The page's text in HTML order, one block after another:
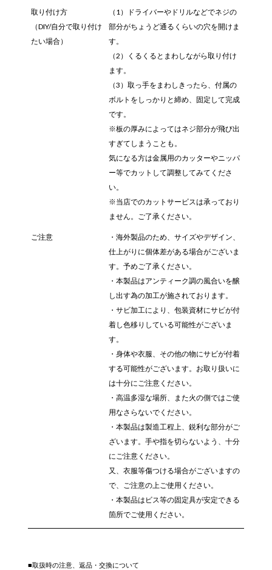
取り付け方
（DIY/自分で取り付け
たい場合）
（1）ドライバーやドリルなどでネジの
部分がちょうど通るくらいの穴を開けま
す。
（2）くるくるとまわしながら取り付け
ます。
（3）取っ手をまわしきったら、付属の
ボルトをしっかりと締め、固定して完成
です。
※板の厚みによってはネジ部分が飛び出
すぎてしまうことも。
気になる方は金属用のカッターやニッパ
ー等でカットして調整してみてくださ
い。
※当店でのカットサービスは承っており
ません。ご了承ください。
ご注意
・海外製品のため、サイズやデザイン、
仕上がりに個体差がある場合がございま
す。予めご了承ください。
・本製品はアンティーク調の風合いを醸
し出す為の加工が施されております。
・サビ加工により、包装資材にサビが付
着し色移りしている可能性がございま
す。
・身体や衣服、その他の物にサビが付着
する可能性がございます。お取り扱いに
は十分にご注意ください。
・高温多湿な場所、また火の側ではご使
用なさらないでください。
・本製品は製造工程上、鋭利な部分がご
ざいます。手や指を切らないよう、十分
にご注意ください。
又、衣服等傷つける場合がございますの
で、ご注意の上ご使用ください。
・本製品はビス等の固定具が安定できる
箇所でご使用ください。
■取扱時の注意、返品・交換について